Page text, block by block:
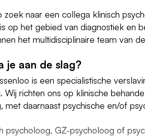
zoek naar een collega klinisch
op het gebied van diagnostiek en
het multidisciplinaire team van
je aan de slag?
is een specialistische
Wij richten ons op klinische
met daarnaast psychische en/of
psycholoog, GZ-psycholoog of